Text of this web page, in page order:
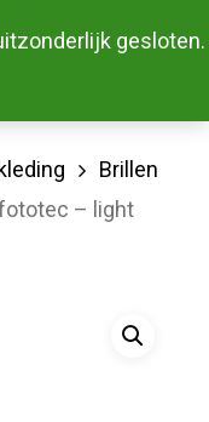
gesloten.
Menu
Brillen
– light
Menu